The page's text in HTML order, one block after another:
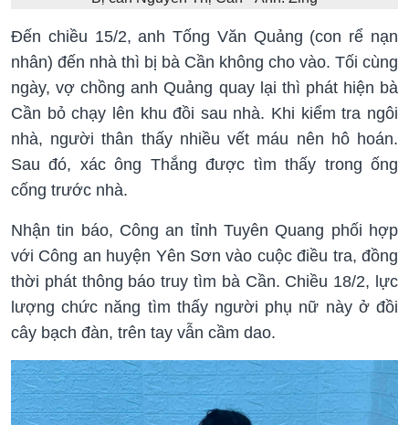
Đến chiều 15/2, anh Tống Văn Quảng (con rể nạn
nhân) đến nhà thì bị bà Cần không cho vào. Tối cùng
ngày, vợ chồng anh Quảng quay lại thì phát hiện bà
Cần bỏ chạy lên khu đồi sau nhà. Khi kiểm tra ngôi
nhà, người thân thấy nhiều vết máu nên hô hoán.
Sau đó, xác ông Thắng được tìm thấy trong ống
cống trước nhà.
Nhận tin báo, Công an tỉnh Tuyên Quang phối hợp
với Công an huyện Yên Sơn vào cuộc điều tra, đồng
thời phát thông báo truy tìm bà Cần. Chiều 18/2, lực
lượng chức năng tìm thấy người phụ nữ này ở đồi
cây bạch đàn, trên tay vẫn cầm dao.